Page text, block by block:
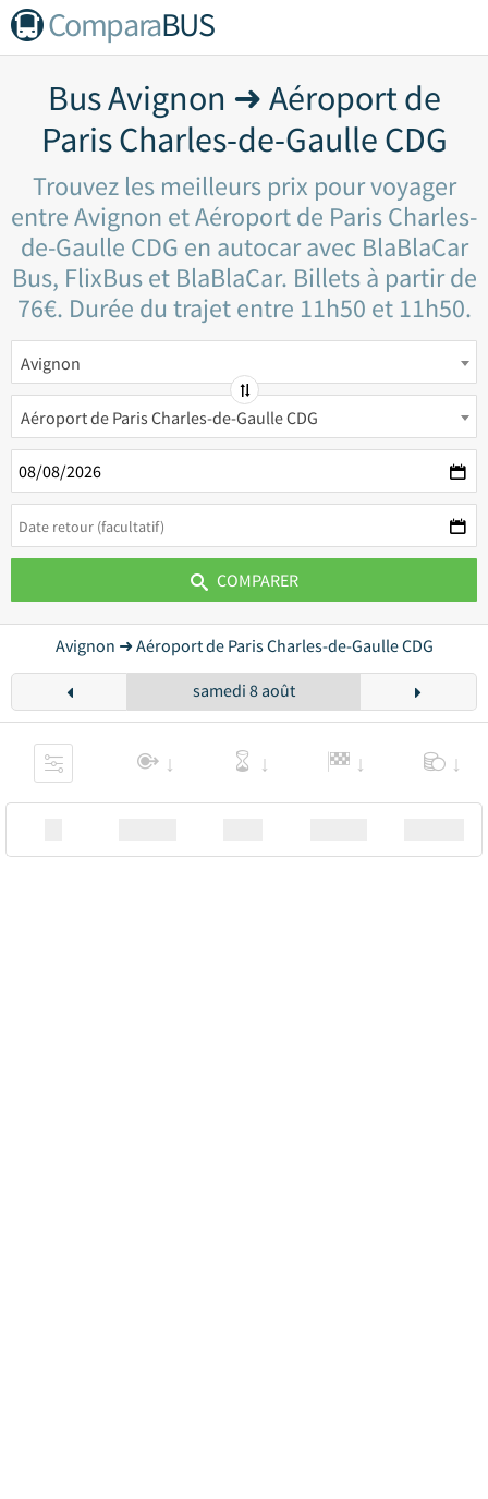
ComparaBUS
Bus Avignon ➜ Aéroport de
Paris Charles-de-Gaulle CDG
Trouvez les meilleurs prix pour voyager
entre Avignon et Aéroport de Paris Charles-
de-Gaulle CDG en autocar avec BlaBlaCar
Bus, FlixBus et BlaBlaCar. Billets à partir de
76€. Durée du trajet entre 11h50 et 11h50.
Avignon
Aéroport de Paris Charles-de-Gaulle CDG
COMPARER
Avignon ➜ Aéroport de Paris Charles-de-Gaulle CDG
samedi 8 août